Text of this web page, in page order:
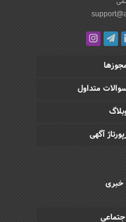
متداول
آگهی